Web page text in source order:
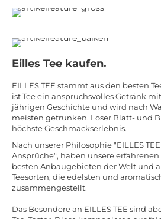
Eilles Tee kaufen.
EILLES TEE stammt aus den besten
ist Tee ein anspruchsvolles Getränk
jährigen Geschichte und wird nach
meisten getrunken. Loser Blatt- und
höchste Geschmackserlebnis.
Nach unserer Philosophie "EILLES
Ansprüche“, haben unsere erfahrenen
besten Anbaugebieten der Welt und
Teesorten, die edelsten und
zusammengestellt.
Das Besondere an EILLES TEE sind